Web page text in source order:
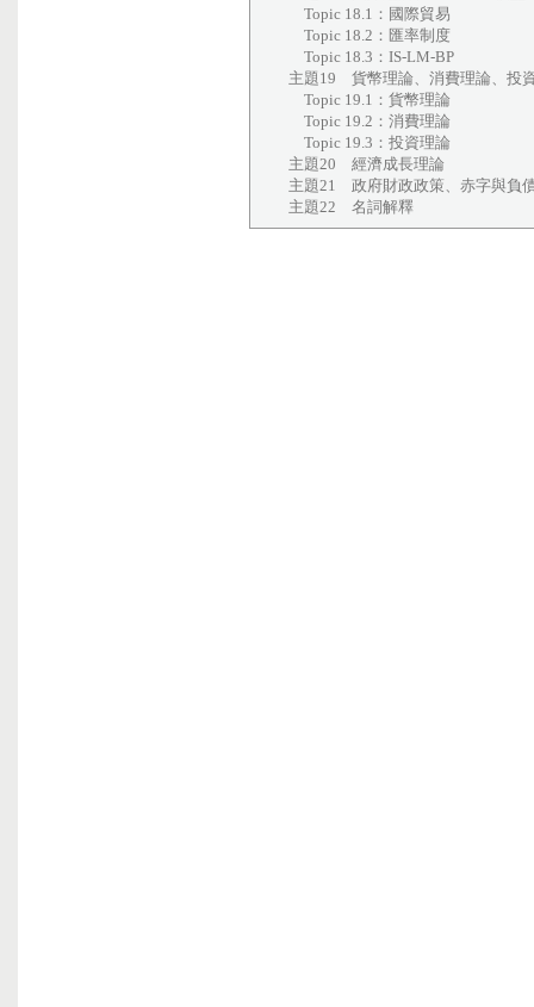
Topic 18.1：國際貿易
Topic 18.2：匯率制度
Topic 18.3：IS-LM-BP
主題19 貨幣理論、消費理論、投
Topic 19.1：貨幣理論
Topic 19.2：消費理論
Topic 19.3：投資理論
主題20 經濟成長理論
主題21 政府財政政策、赤字與負
主題22 名詞解釋